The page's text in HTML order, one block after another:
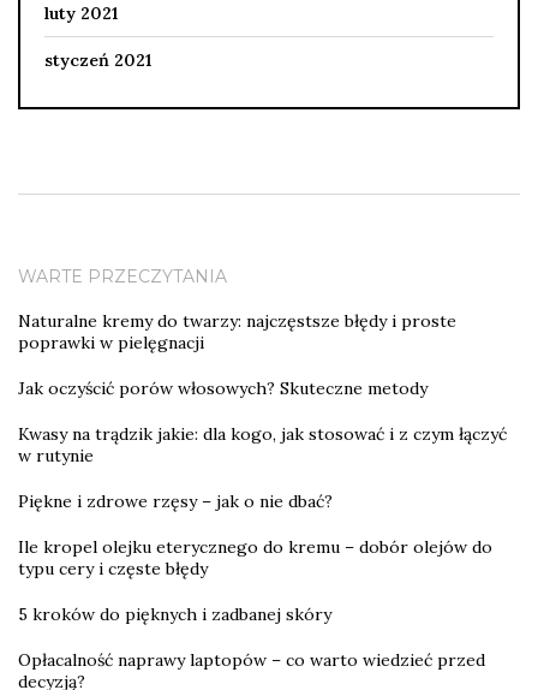
luty 2021
styczeń 2021
WARTE PRZECZYTANIA
Naturalne kremy do twarzy: najczęstsze błędy i proste
poprawki w pielęgnacji
Jak oczyścić porów włosowych? Skuteczne metody
Kwasy na trądzik jakie: dla kogo, jak stosować i z czym łączyć
w rutynie
Piękne i zdrowe rzęsy – jak o nie dbać?
Ile kropel olejku eterycznego do kremu – dobór olejów do
typu cery i częste błędy
5 kroków do pięknych i zadbanej skóry
Opłacalność naprawy laptopów – co warto wiedzieć przed
decyzją?